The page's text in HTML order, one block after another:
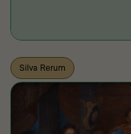
Silva Rerum